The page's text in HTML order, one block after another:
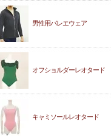
男性用バレエウェア
オフショルダーレオタード
キャミソールレオタード